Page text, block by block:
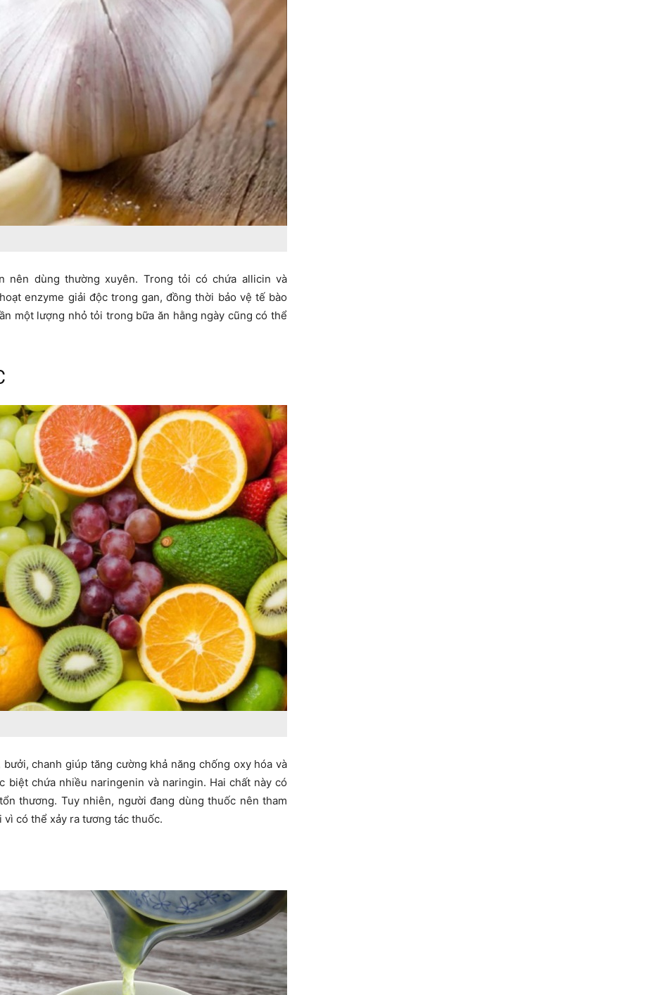
nên dùng thường xuyên. Trong tỏi có chứa allicin và
enzyme giải độc trong gan, đồng thời bảo vệ tế bào
một lượng nhỏ tỏi trong bữa ăn hằng ngày cũng có thể
bưởi, chanh giúp tăng cường khả năng chống oxy hóa và
biệt chứa nhiều naringenin và naringin. Hai chất này có
thương. Tuy nhiên, người đang dùng thuốc nên tham
có thể xảy ra tương tác thuốc.